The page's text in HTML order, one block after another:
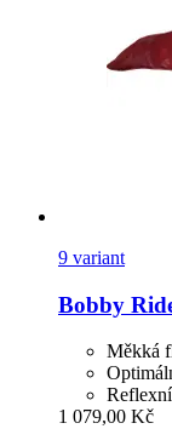
9 variant
Bobby
Měkká
1 079,00 Kč